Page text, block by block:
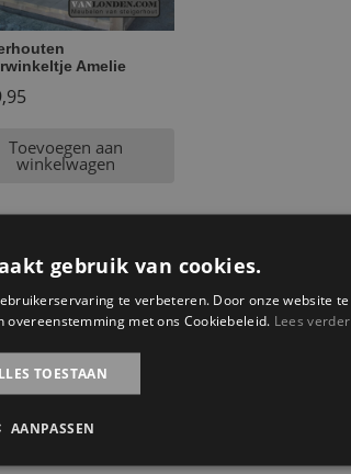
Amelie
Toevoegen aan
winkelwagen
gebruik van cookies.
te verbeteren. Door onze website te
met ons Cookiebeleid. Lees verder
TOESTAAN
AANPASSEN